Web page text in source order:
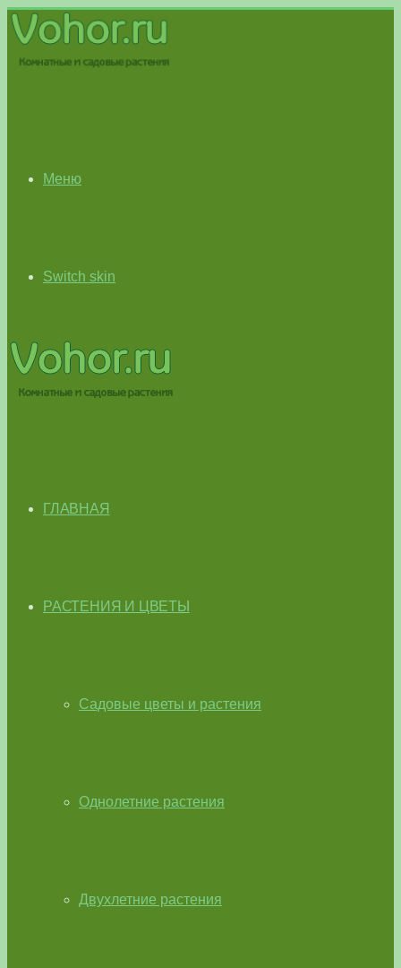
Меню
Switch skin
ГЛАВНАЯ
РАСТЕНИЯ И ЦВЕТЫ
Садовые цветы и растения
Однолетние растения
Двухлетние растения